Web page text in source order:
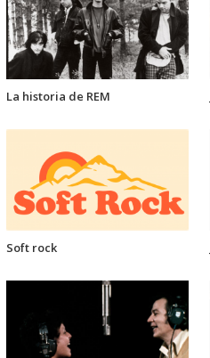
La historia de REM
Soft rock